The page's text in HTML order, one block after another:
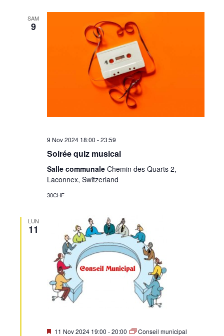
SAM
9
9 Nov 2024 18:00 -23:59
Soirée quiz musical
Salle communale Chemin des Quarts 2,
Laconnex, Switzerland
30CHF
LUN
11
Mis
11 Nov 2024 19:00 -20:00 Conseil municipal